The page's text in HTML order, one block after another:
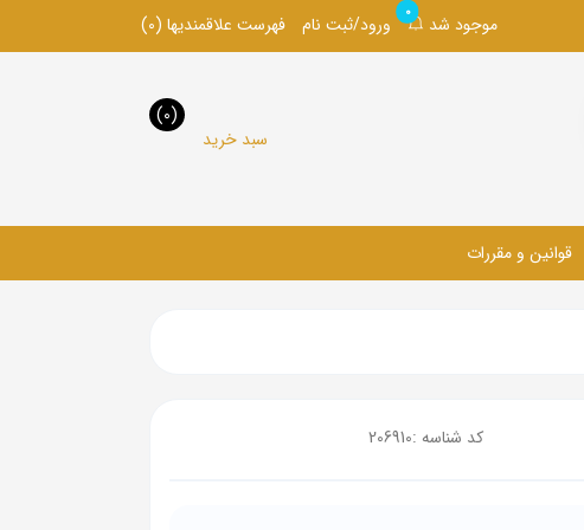
موجود شد
0
ورود/ثبت نام فهرست علاقمندیها (0)
سبد خرید
(0)
قوانین و مقررات
کد شناسه :206910